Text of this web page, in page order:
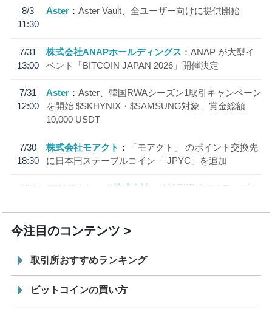
8/3
11:30
Aster Aster Vault、全ユーザー向けに提供開始
7/31
13:00
株式会社ANAPホールディングス
ANAP が大型イ
ベント「BITCOIN JAPAN 2026」開催決定
7/31
12:00
Aster
Aster、韓国RWAシーズン1取引キャンペーン
を開始 $SKHYNIX・$SAMSUNG対象、賞金総額
10,000 USDT
7/30
18:30
株式会社モアクト
「モアクト」 のポイント交換先
に日本円ステーブルコイン「 JPYC」を追加
7/29
SBI VCトレード株式会社
信託型円建てステーブル
今注目のコンテンツ
取引所おすすめランキング
ビットコインの買い方